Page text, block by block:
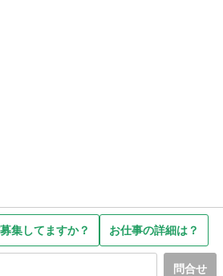
集してますか？ お仕事の詳細は？
問合せ